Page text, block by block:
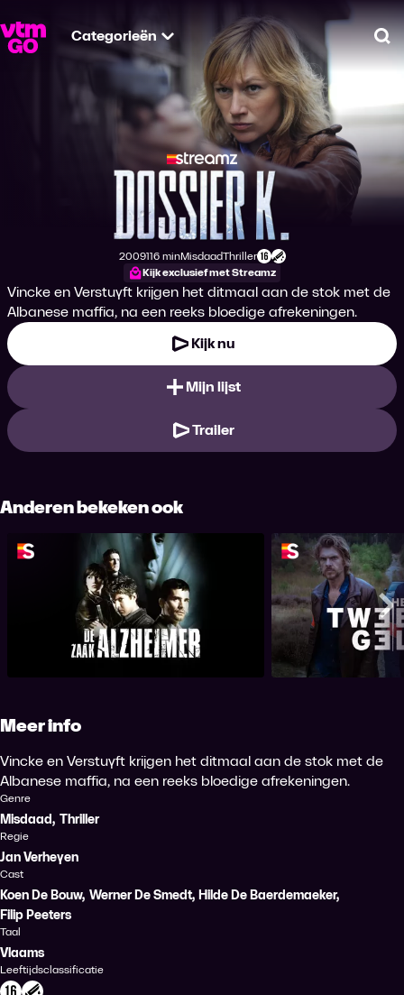
Categorieën
Dossier K.
Productiejaar
2009
Tijdsduur
116 min
Genre
Misdaad
Genre
Thriller
Leeftijdsclassificatie
Kijk exclusief met Streamz
Vincke en Verstuyft krijgen het ditmaal aan de stok met de
Albanese maffia, na een reeks bloedige afrekeningen.
Kijk nu
Mijn lijst
Trailer
Anderen bekeken ook
De Zaak Alzheimer Het
Meer info
Vincke en Verstuyft krijgen het ditmaal aan de stok met de
Albanese maffia, na een reeks bloedige afrekeningen.
Genre
Misdaad, Thriller
Regie
Jan Verheyen
Cast
Koen De Bouw, Werner De Smedt, Hilde De Baerdemaeker,
Filip Peeters
Taal
Vlaams
Leeftijdsclassificatie